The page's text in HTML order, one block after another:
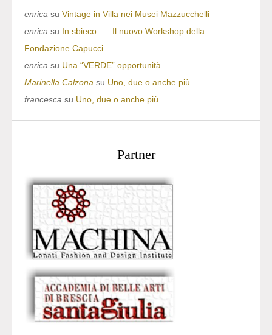
enrica su Vintage in Villa nei Musei Mazzucchelli
enrica su In sbieco….. Il nuovo Workshop della
Fondazione Capucci
enrica su Una “VERDE” opportunità
Marinella Calzona su Uno, due o anche più
francesca su Uno, due o anche più
Partner